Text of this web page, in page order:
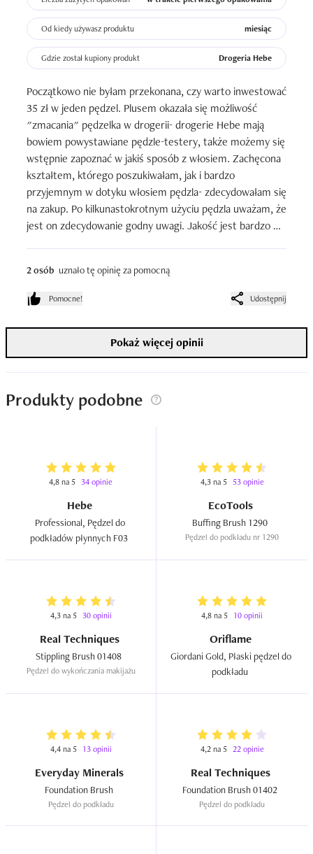
Od kiedy używasz produktu miesiąc
Gdzie został kupiony produkt Drogeria Hebe
Początkowo nie byłam przekonana, czy warto inwestować
35 zł w jeden pędzel. Plusem okazała się możliwość
"zmacania" pędzelka w drogerii- drogerie Hebe mają
bowiem powystawiane pędzle-testery, także możemy się
wstępnie zapoznać w jakiś sposób z włosiem. Zachęcona
kształtem, którego poszukiwałam, jak i bardzo
przyjemnym w dotyku włosiem pędzla- zdecydowałam się
na zakup. Po kilkunastokrotnym użyciu pędzla uważam, że
jest on zdecydowanie godny uwagi. Jakość jest bardzo
w cerę. Od kiedy mam ten pędzel zastąpił mi on
języczkowy pędzel do nakładania podkładu.  Polecam!
2 osób uznało tę opinię za pomocną
Pomocne! Udostępnij
Pokaż więcej opinii
Produkty podobne
4,8 na 5 34 opinie
Hebe
Professional, Pędzel do
4,3 na 5 53 opinie
EcoTools
Pędzel do podkładu nr 1290
4,3 na 5 30 opinii
Real Techniques
Pędzel do wykończania makijażu
4,8 na 5 10 opinii
Oriflame
Giordani Gold, Płaski pędzel do
4,4 na 5 13 opinii
Everyday Minerals
Pędzel do podkładu
4,2 na 5 22 opinie
Real Techniques
Pędzel do podkładu